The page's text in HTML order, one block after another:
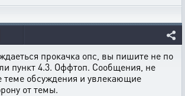
прокачка опс, вы пишите не по
пункт 4.3. Оффтоп. Сообщения, не
теме обсуждения и увлекающие
от темы.